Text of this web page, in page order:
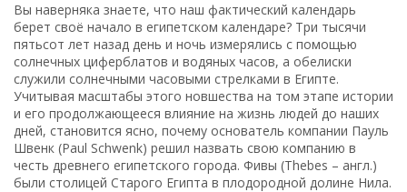
Вы наверняка знаете, что наш фактический календарь
берет своё начало в египетском календаре? Три тысячи
пятьсот лет назад день и ночь измерялись с помощью
солнечных циферблатов и водяных часов, а обелиски
служили солнечными часовыми стрелками в Египте.
Учитывая масштабы этого новшества на том этапе истории
и его продолжающееся влияние на жизнь людей до наших
дней, становится ясно, почему основатель компании Пауль
Швенк (Paul Schwenk) решил назвать свою компанию в
честь древнего египетского города. Фивы (Thebes – англ.)
были столицей Старого Египта в плодородной долине Нила.